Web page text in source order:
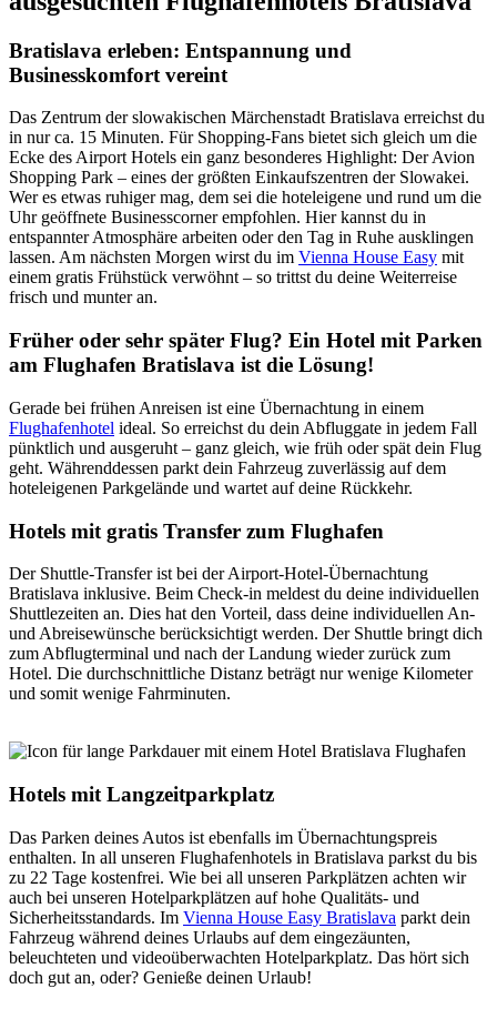
Bratislava erleben: Entspannung und
Businesskomfort vereint
Das Zentrum der slowakischen Märchenstadt Bratislava erreichst du
in nur ca. 15 Minuten. Für Shopping-Fans bietet sich gleich um die
Ecke des Airport Hotels ein ganz besonderes Highlight: Der Avion
Shopping Park – eines der größten Einkaufszentren der Slowakei.
Wer es etwas ruhiger mag, dem sei die hoteleigene und rund um die
Uhr geöffnete Businesscorner empfohlen. Hier kannst du in
entspannter Atmosphäre arbeiten oder den Tag in Ruhe ausklingen
lassen. Am nächsten Morgen wirst du im Vienna House Easy mit
einem gratis Frühstück verwöhnt – so trittst du deine Weiterreise
frisch und munter an.
Früher oder sehr später Flug? Ein Hotel mit Parken
am Flughafen Bratislava ist die Lösung!
Gerade bei frühen Anreisen ist eine Übernachtung in einem
Flughafenhotel ideal. So erreichst du dein Abfluggate in jedem Fall
pünktlich und ausgeruht – ganz gleich, wie früh oder spät dein Flug
geht. Währenddessen parkt dein Fahrzeug zuverlässig auf dem
hoteleigenen Parkgelände und wartet auf deine Rückkehr.
Hotels mit gratis Transfer zum Flughafen
Der Shuttle-Transfer ist bei der Airport-Hotel-Übernachtung
Bratislava inklusive. Beim Check-in meldest du deine individuellen
Shuttlezeiten an. Dies hat den Vorteil, dass deine individuellen An-
und Abreisewünsche berücksichtigt werden. Der Shuttle bringt dich
zum Abflugterminal und nach der Landung wieder zurück zum
Hotel. Die durchschnittliche Distanz beträgt nur wenige Kilometer
und somit wenige Fahrminuten.
Hotels mit Langzeitparkplatz
Das Parken deines Autos ist ebenfalls im Übernachtungspreis
enthalten. In all unseren Flughafenhotels in Bratislava parkst du bis
zu 22 Tage kostenfrei. Wie bei all unseren Parkplätzen achten wir
auch bei unseren Hotelparkplätzen auf hohe Qualitäts- und
Sicherheitsstandards. Im Vienna House Easy Bratislava parkt dein
Fahrzeug während deines Urlaubs auf dem eingezäunten,
beleuchteten und videoüberwachten Hotelparkplatz. Das hört sich
doch gut an, oder? Genieße deinen Urlaub!